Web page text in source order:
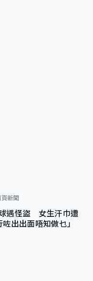
頁新聞
遇怪盜 女生汗巾遭
出出面唔知做乜」